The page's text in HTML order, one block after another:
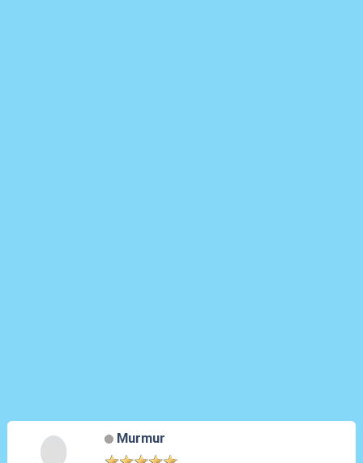
Murmur